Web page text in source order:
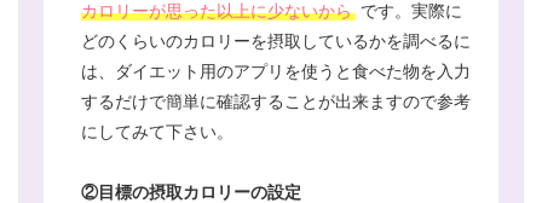
カロリーが思った以上に少ないからです。実際に
どのくらいのカロリーを摂取しているかを調べるに
は、ダイエット用のアプリを使うと食べた物を入力
するだけで簡単に確認することが出来ますので参考
にしてみて下さい。
②目標の摂取カロリーの設定